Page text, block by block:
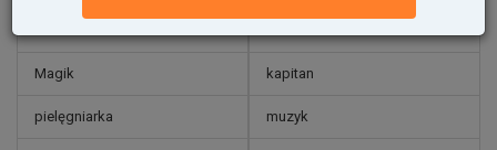
Magik kapitan
pielęgniarka muzyk